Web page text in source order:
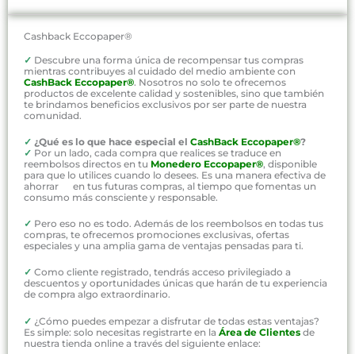
Cashback Eccopaper®
✓ Descubre una forma única de recompensar tus compras
mientras contribuyes al cuidado del medio ambiente con
CashBack Eccopaper®. Nosotros no solo te ofrecemos
productos de excelente calidad y sostenibles, sino que también
te brindamos beneficios exclusivos por ser parte de nuestra
comunidad.
✓ ¿Qué es lo que hace especial el CashBack Eccopaper®?
✓ Por un lado, cada compra que realices se traduce en
reembolsos directos en tu Monedero Eccopaper®, disponible
para que lo utilices cuando lo desees. Es una manera efectiva de
ahorrar en tus futuras compras, al tiempo que fomentas un
consumo más consciente y responsable.
✓ Pero eso no es todo. Además de los reembolsos en todas tus
compras, te ofrecemos promociones exclusivas, ofertas
especiales y una amplia gama de ventajas pensadas para ti.
✓ Como cliente registrado, tendrás acceso privilegiado a
descuentos y oportunidades únicas que harán de tu experiencia
de compra algo extraordinario.
✓ ¿Cómo puedes empezar a disfrutar de todas estas ventajas?
Es simple: solo necesitas registrarte en la Área de Clientes de
nuestra tienda online a través del siguiente enlace: